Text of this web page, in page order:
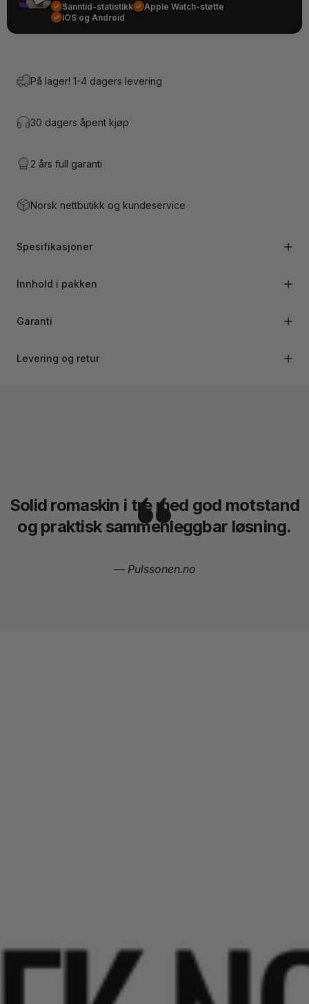
Sanntid-statistikk
Apple Watch-støtte
iOS og Android
På lager! 1-4 dagers levering
30 dagers åpent kjøp
2 års full garanti
Norsk nettbutikk og kundeservice
Spesifikasjoner
Innhold i pakken
Garanti
Levering og retur
Solid romaskin i tre med god motstand
og praktisk sammenleggbar løsning.
— Pulssonen.no